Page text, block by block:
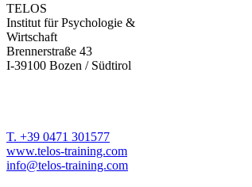
TELOS
Institut für Psychologie &
Wirtschaft
Brennerstraße 43
I-39100 Bozen / Südtirol
T. +39 0471 301577
www.telos-training.com
info@telos-training.com